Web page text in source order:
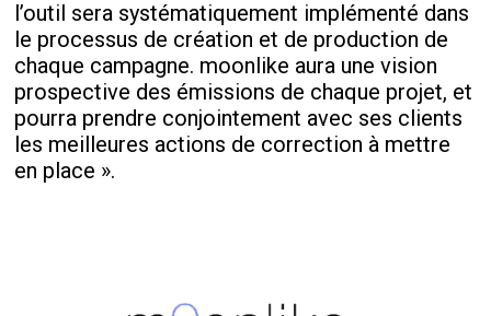
l’outil sera systématiquement implémenté dans
le processus de création et de production de
chaque campagne. moonlike aura une vision
prospective des émissions de chaque projet, et
pourra prendre conjointement avec ses clients
les meilleures actions de correction à mettre
en place ».